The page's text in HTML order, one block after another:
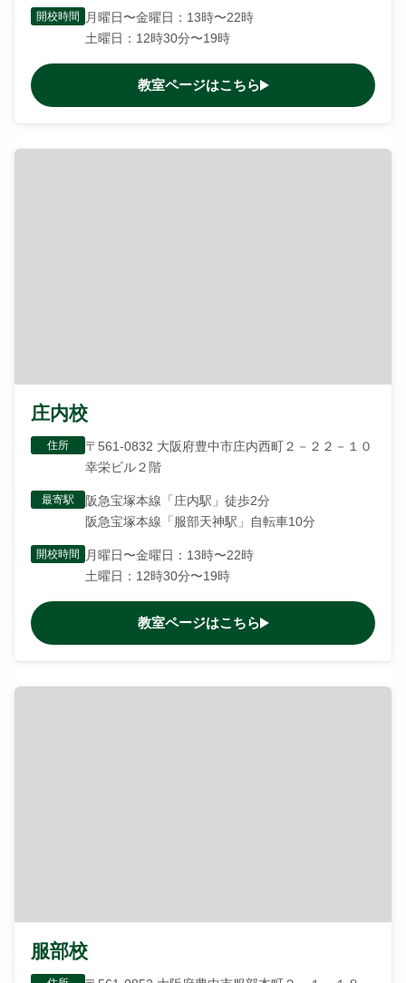
開校時間
月曜日〜金曜日：13時〜22時
土曜日：12時30分〜19時
教室ページはこちら
庄内校
住所
〒561-0832 大阪府豊中市庄内西町２－２２－１０
幸栄ビル２階
最寄駅
阪急宝塚本線「庄内駅」徒歩2分
阪急宝塚本線「服部天神駅」自転車10分
開校時間
月曜日〜金曜日：13時〜22時
土曜日：12時30分〜19時
教室ページはこちら
服部校